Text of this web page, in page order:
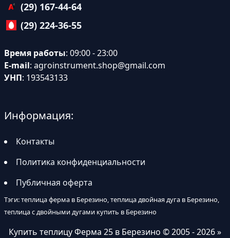
(29) 167-44-64
(29) 224-36-55
Время работы: 09:00 - 23:00
E-mail: agroinstrument.shop@gmail.com
УНП: 193543133
Информация:
Контакты
Политика конфиденциальности
Публичная оферта
Тэги: теплица ферма в Березино, теплица двойная дуга в Березино,
теплица с двойными дугами купить в Березино
Купить теплицу Ферма 25 в Березино © 2005 - 2026 »